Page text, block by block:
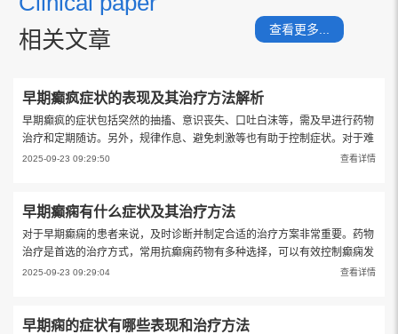
相关文章
查看更多...
早期癫疯症状的表现及其治疗方法解析
早期癫疯的症状包括突然的抽搐、意识丧失、口吐白沫等，需及早进行药物
治疗和定期随访。另外，规律作息、避免刺激等也有助于控制症状。对于难
治性癫疯，手术治疗也是一个有效的选择。
2025-09-23 09:29:50 查看详情
早期癫痫有什么症状及其治疗方法
对于早期癫痫的患者来说，及时诊断并制定合适的治疗方案非常重要。药物
治疗是首选的治疗方式，常用抗癫痫药物有多种选择，可以有效控制癫痫发
作。部分患者可能需要手术治疗，手术可通过切除异常脑区域或植入神经刺
2025-09-23 09:29:04 查看详情
早期痫的症状有哪些表现和治疗方法